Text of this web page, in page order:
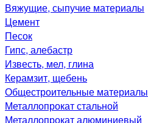
Вяжущие, сыпучие материалы
Цемент
Песок
Гипс, алебастр
Известь, мел, глина
Керамзит, щебень
Общестроительные материалы
Металлопрокат стальной
Металлопрокат алюминиевый